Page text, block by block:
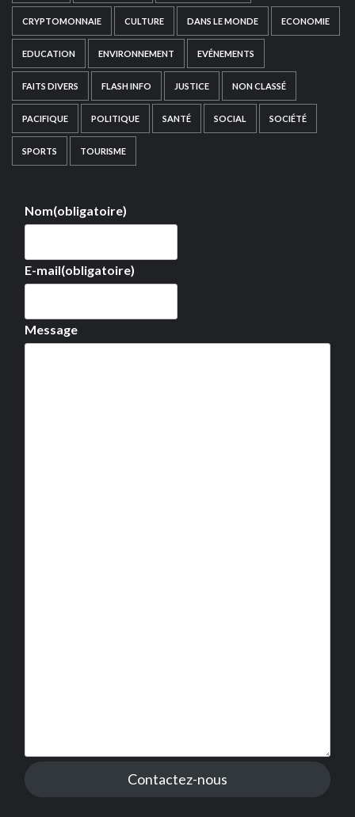
CRYPTOMONNAIE CULTURE DANS LE MONDE ECONOMIE
EDUCATION ENVIRONNEMENT EVÉNEMENTS
FAITS DIVERS FLASH INFO JUSTICE NON CLASSÉ
PACIFIQUE POLITIQUE SANTÉ SOCIAL SOCIÉTÉ
SPORTS TOURISME
Nom(obligatoire)
E-mail(obligatoire)
Message
Contactez-nous